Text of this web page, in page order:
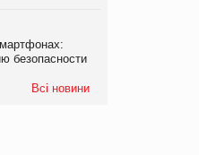
безопасности
Всі новини